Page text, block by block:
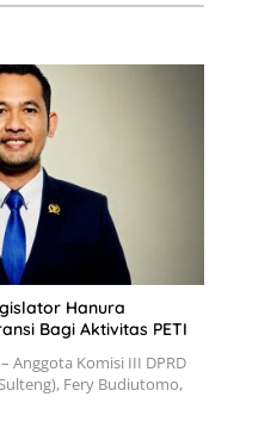
Hanura
Bagi Aktivitas PETI
Anggota Komisi III DPRD
Fery Budiutomo,